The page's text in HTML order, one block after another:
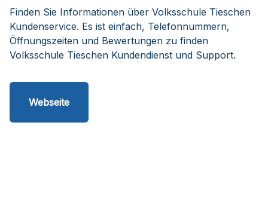
Finden Sie Informationen über Volksschule Tieschen
Kundenservice. Es ist einfach, Telefonnummern,
Öffnungszeiten und Bewertungen zu finden
Volksschule Tieschen Kundendienst und Support.
Webseite